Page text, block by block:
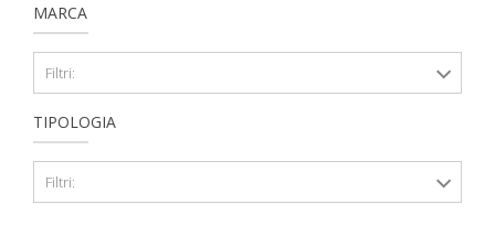
MARCA
Filtri:
TIPOLOGIA
Filtri: